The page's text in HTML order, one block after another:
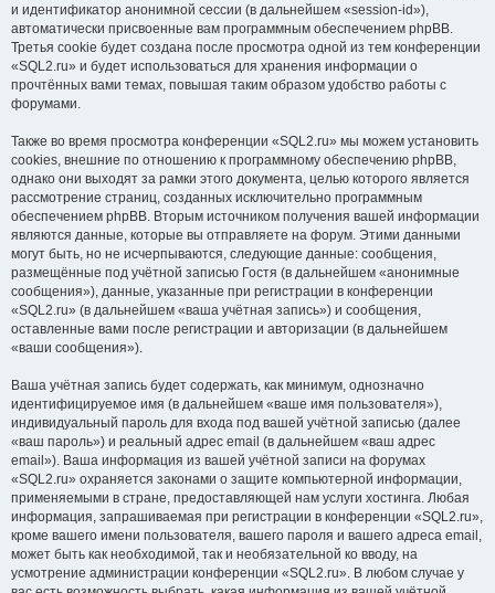
и идентификатор анонимной сессии (в дальнейшем «session-id»),
автоматически присвоенные вам программным обеспечением phpBB.
Третья cookie будет создана после просмотра одной из тем конференции
«SQL2.ru» и будет использоваться для хранения информации о
прочтённых вами темах, повышая таким образом удобство работы с
форумами.
Также во время просмотра конференции «SQL2.ru» мы можем установить
cookies, внешние по отношению к программному обеспечению phpBB,
однако они выходят за рамки этого документа, целью которого является
рассмотрение страниц, созданных исключительно программным
обеспечением phpBB. Вторым источником получения вашей информации
являются данные, которые вы отправляете на форум. Этими данными
могут быть, но не исчерпываются, следующие данные: сообщения,
размещённые под учётной записью Гостя (в дальнейшем «анонимные
сообщения»), данные, указанные при регистрации в конференции
«SQL2.ru» (в дальнейшем «ваша учётная запись») и сообщения,
оставленные вами после регистрации и авторизации (в дальнейшем
«ваши сообщения»).
Ваша учётная запись будет содержать, как минимум, однозначно
идентифицируемое имя (в дальнейшем «ваше имя пользователя»),
индивидуальный пароль для входа под вашей учётной записью (далее
«ваш пароль») и реальный адрес email (в дальнейшем «ваш адрес
email»). Ваша информация из вашей учётной записи на форумах
«SQL2.ru» охраняется законами о защите компьютерной информации,
применяемыми в стране, предоставляющей нам услуги хостинга. Любая
информация, запрашиваемая при регистрации в конференции «SQL2.ru»,
кроме вашего имени пользователя, вашего пароля и вашего адреса email,
может быть как необходимой, так и необязательной ко вводу, на
усмотрение администрации конференции «SQL2.ru». В любом случае у